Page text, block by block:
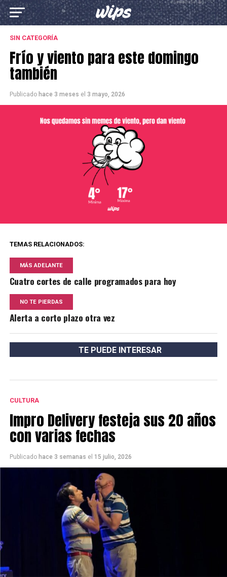
SIN CATEGORÍA
Frío y viento para este domingo
también
Publicado hace 3 meses el 3 mayo, 2026
TEMAS RELACIONADOS:
MÁS ADELANTE
Cuatro cortes de calle programados para hoy
NO TE PIERDAS
Alerta a corto plazo otra vez
TE PUEDE INTERESAR
CULTURA
Impro Delivery festeja sus 20 años
con varias fechas
Publicado hace 3 semanas el 15 julio, 2026